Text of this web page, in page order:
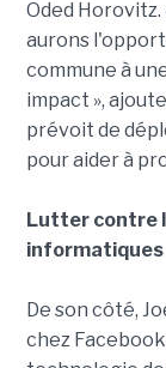
Oded
aurons
commune à
impact »,
prévoit de
pour aider à
Lutter contre
informatiques
De son côté,
chez